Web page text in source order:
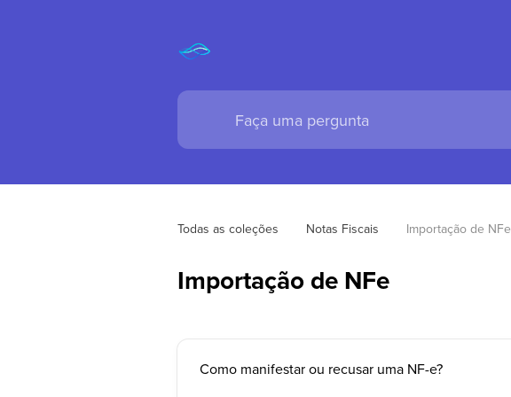
Todas as coleções Notas Fiscais Importação de NFe
Importação de NFe
Como manifestar ou recusar uma NF-e?